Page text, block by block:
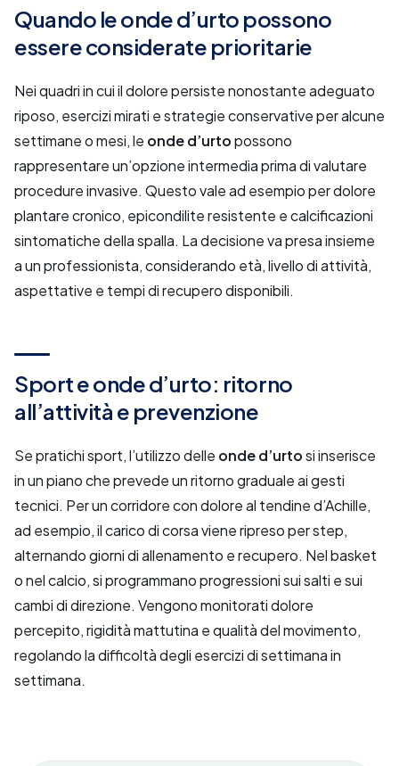
Quando le onde d’urto possono
essere considerate prioritarie
Nei quadri in cui il dolore persiste nonostante adeguato
riposo, esercizi mirati e strategie conservative per alcune
settimane o mesi, le onde d’urtopossono
rappresentare un’opzione intermedia prima di valutare
procedure invasive. Questo vale ad esempio per dolore
plantare cronico, epicondilite resistente e calcificazioni
sintomatiche della spalla. La decisione va presa insieme
a un professionista, considerando età, livello di attività,
aspettative e tempi di recupero disponibili.
Sport e onde d’urto: ritorno
all’attività e prevenzione
Se pratichi sport, l’utilizzo delle onde d’urtosi inserisce
in un piano che prevede un ritorno graduale ai gesti
tecnici. Per un corridore con dolore al tendine d’Achille,
ad esempio, il carico di corsa viene ripreso per step,
alternando giorni di allenamento e recupero. Nel basket
o nel calcio, si programmano progressioni sui salti e sui
cambi di direzione. Vengono monitorati dolore
percepito, rigidità mattutina e qualità del movimento,
regolando la difficoltà degli esercizi di settimana in
settimana.